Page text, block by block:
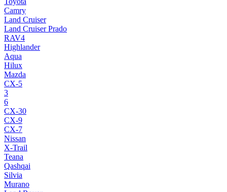
Camry
Land Cruiser
Land Cruiser Prado
RAV4
Highlander
Aqua
Hilux
Mazda
CX-5
3
6
CX-30
CX-9
CX-7
Nissan
X-Trail
Teana
Qashqai
Silvia
Murano